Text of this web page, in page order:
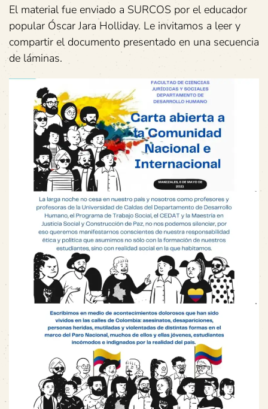
El material fue enviado a SURCOS por el educador
popular Óscar Jara Holliday. Le invitamos a leer y
compartir el documento presentado en una secuencia
de láminas.